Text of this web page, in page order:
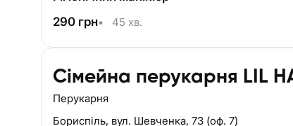
290 грн• 45 хв.
Сімейна перукарня LIL
Перукарня
Бориспіль, вул. Шевченка, 73 (оф. 7)